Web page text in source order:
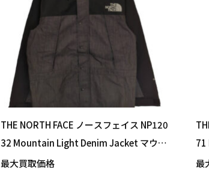
THE NORTH FACE ノースフェイス NP120
32 Mountain Light Denim Jacket マウン
テンライトデニムジャケット ナイロンブ
最大買取価格
71
ー
最